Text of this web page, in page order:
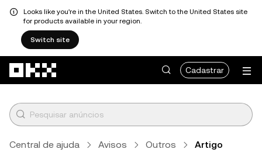
Looks like you're in the United States. Switch to the United States site
for products available in your region.
Switch site
Cadastrar
Central de ajuda Avisos Outros Artigo